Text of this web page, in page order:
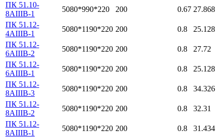
ПК 51.10-
8АIIIВ-1
5080*990*220 200 0.67 27.868
ПК 51.12-
4АIIIВ-1
5080*1190*220 200 0.8
25.128
ПК 51.12-
6АIIIВ-2
5080*1190*220 200 0.8
27.72
ПК 51.12-
6АIIIВ-1
5080*1190*220 200 0.8
25.128
ПК 51.12-
8АIIIВ-3
5080*1190*220 200 0.8
34.326
ПК 51.12-
8АIIIВ-2
5080*1190*220 200 0.8
32.31
ПК 51.12-
8АIIIВ-1
5080*1190*220 200 0.8
31.434